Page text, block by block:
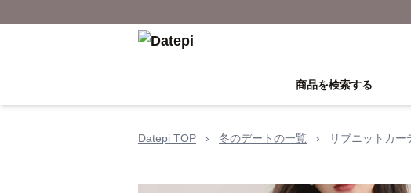
商品を検索する
Datepi TOP › 冬のデートの一覧 › リブニットカ